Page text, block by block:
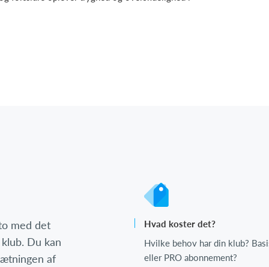
med det
Du kan
af
Hvad koster det?
Hvilke behov har din klub?
eller PRO abonnement?